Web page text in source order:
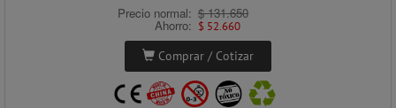
Precio normal: $ 131.650
Ahorro: $ 52.660
Comprar / Cotizar